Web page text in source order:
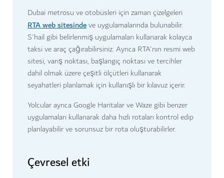
Dubai metrosu ve otobüsleri için zaman çizelgeleri
RTA web sitesindeve uygulamalarında bulunabilir.
S'hail gibi belirlenmiş uygulamaları kullanarak kolayca
taksi ve araç çağırabilirsiniz. Ayrıca RTA'nın resmi web
sitesi, varış noktası, başlangıç noktası ve tercihler
dahil olmak üzere çeşitli ölçütleri kullanarak
seyahatleri planlamak için kullanışlı bir kılavuz içerir.
Yolcular ayrıca Google Haritalar ve Waze gibi benzer
uygulamaları kullanarak daha hızlı rotaları kontrol edip
planlayabilir ve sorunsuz bir rota oluşturabilirler.
Çevresel etki